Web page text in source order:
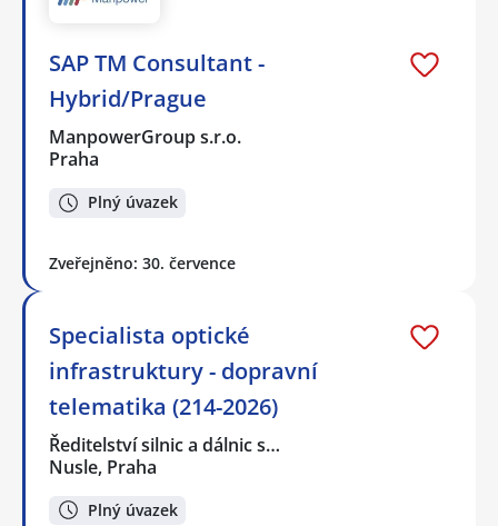
SAP TM Consultant -
Hybrid/Prague
ManpowerGroup s.r.o.
Praha
Plný úvazek
Zveřejněno: 30. července
Specialista optické
infrastruktury - dopravní
telematika (214-2026)
Ředitelství silnic a dálnic s…
Nusle, Praha
Plný úvazek